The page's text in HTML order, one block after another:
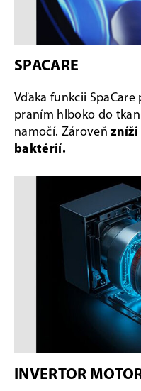
SPACARE
Vďaka funkcii
praním hlboko do
namočí. Zároveňzníži
baktérií.
INVERTOR